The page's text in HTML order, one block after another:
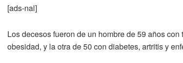
[ads-nal]
Los decesos fueron de un hombre de 59 años
obesidad, y la otra de 50 con diabetes, artritis y